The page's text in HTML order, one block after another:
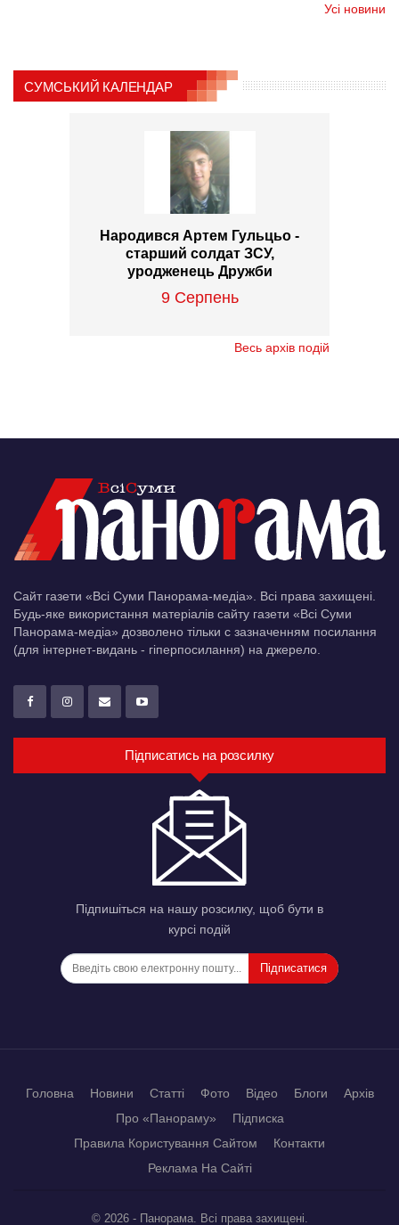
Усі новини
СУМСЬКИЙ КАЛЕНДАР
Народився Артем Гульцьо -
старший солдат ЗСУ,
уродженець Дружби
9 Серпень
Весь архів подій
Сайт газети «Всі Суми Панорама-медіа». Всі права захищені.
Будь-яке використання матеріалів сайту газети «Всі Суми
Панорама-медіа» дозволено тільки c зазначенням посилання
(для інтернет-видань - гіперпосилання) на джерело.
Підписатись на розсилку
Підпишіться на нашу розсилку, щоб бути в
курсі подій
Підписатися
Головна Новини Статті Фото Відео Блоги
Архів
Про «Панораму»
Підписка
Правила Користування Сайтом
Контакти
Реклама На Сайті
© 2026 - Панорама. Всі права захищені.